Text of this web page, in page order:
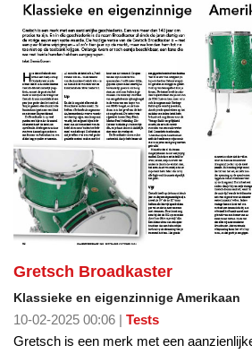
Gretsch Broadkaster
Klassieke en eigenzinnige Amerikaan
10-02-2025 00:06 | Tests
Gretsch is een merk met een